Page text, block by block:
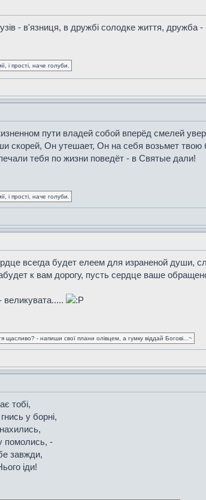
- в'язниця, в дружбі солодке життя, дружба
і прості, наче голуби.
пути владей собой вперёд смелей
скорей, Он утешает, Он на себя возьмет твою
тебя по жизни поведёт - в Святые дали!
і прості, наче голуби.
всегда будет елеем для израненой души,
к вам дорогу, пусть сердце ваше
щасливо? - напиши свої плани олівцем, а гумку віддай Богові...~
тобі,
у борні,
помолись, -
завжди,
іди!